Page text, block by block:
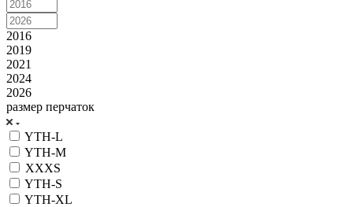
2016
2019
2021
2024
2026
размер перчаток
YTH-L
YTH-M
XXXS
YTH-S
YTH-XL